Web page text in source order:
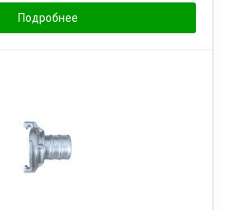
Подробнее